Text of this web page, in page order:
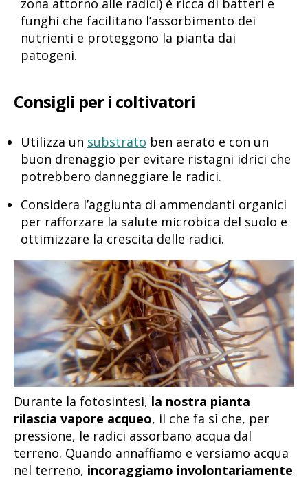
funghi che facilitano l’assorbimento dei
nutrienti e proteggono la pianta dai
patogeni.
Consigli per i coltivatori
Utilizza un substrato ben aerato e con un
buon drenaggio per evitare ristagni idrici che
potrebbero danneggiare le radici.
Considera l’aggiunta di ammendanti organici
per rafforzare la salute microbica del suolo e
ottimizzare la crescita delle radici.
Durante la fotosintesi, la nostra pianta
rilascia vapore acqueo, il che fa sì che, per
pressione, le radici assorbano acqua dal
terreno. Quando annaffiamo e versiamo acqua
nel terreno, incoraggiamo involontariamente